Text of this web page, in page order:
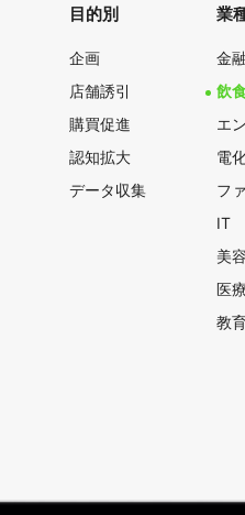
目的別
企画
店舗誘引
購買促進
認知拡大
データ収集
業
金融
飲
エ
電
フ
IT
美容
医療
教